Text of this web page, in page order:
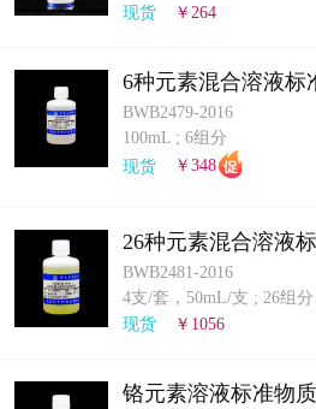
现货
￥264
6种元素混合溶液标
5009.268-2025)(ICP-
BWB2479-2016
100mL ; 6组分
现货
￥348
26种元素混合溶液
5009.268-2025)(ICP-
BWB2481-2016
4支/套，50mL/支 ; 26组分
现货
￥1056
铬元素溶液标准物质